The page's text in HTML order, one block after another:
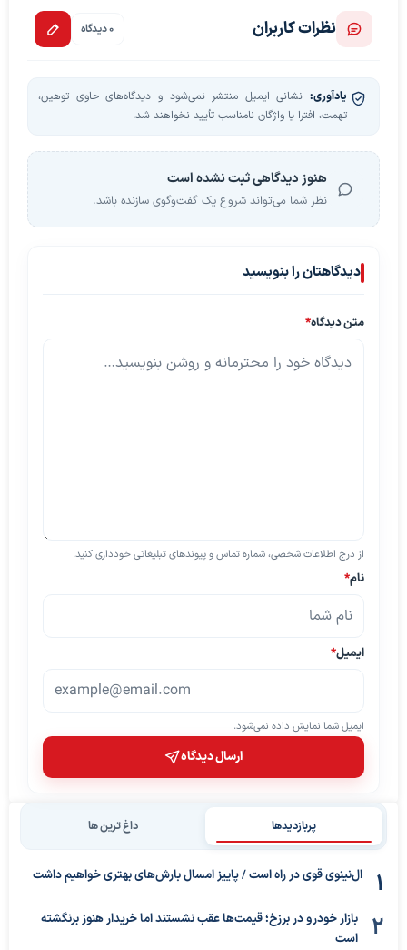
نظرات کاربران 0 دیدگاه
یادآوری: نشانی ایمیل منتشر نمی‌شود و دیدگاه‌های حاوی توهین،
تهمت، افترا یا واژگان نامناسب تأیید نخواهند شد.
هنوز دیدگاهی ثبت نشده است
نظر شما می‌تواند شروع یک گفت‌وگوی سازنده باشد.
دیدگاهتان را بنویسید
متن دیدگاه*
از درج اطلاعات شخصی، شماره تماس و پیوندهای تبلیغاتی خودداری کنید.
نام*
ایمیل*
ایمیل شما نمایش داده نمی‌شود.
ارسال دیدگاه
پربازدیدها داغ ترین ها
ال‌نینوی قوی در راه است / پاییز امسال بارش‌های بهتری خواهیم داشت
بازار خودرو در برزخ؛ قیمت‌ها عقب نشستند اما خریدار هنوز برنگشته
است